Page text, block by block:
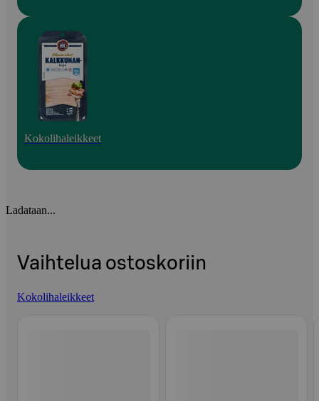
Kokolihaleikkeet
Ladataan...
Vaihtelua ostoskoriin
Kokolihaleikkeet